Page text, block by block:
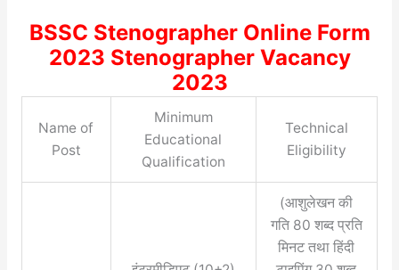
BSSC Stenographer Online Form
2023 Stenographer Vacancy
2023
Name of
Post
Minimum
Educational
Qualification
Technical
Eligibility
(आशुलेखन की
गति 80 शब्द प्रति
मिनट तथा हिंदी